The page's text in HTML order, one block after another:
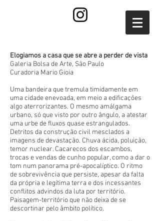
Elogiamos a casa que se abre a perder de vista
Galeria Bolsa de Arte, São Paulo
Curadoria Mario Gioia
Uma bandeira que tremula timidamente em
uma cidade enevoada, em meio a edificações
algo aterrorizantes. O mesmo amálgama
urbano, só que visto por outro ângulo, a atestar
uma urbe de fluxos quase estrangulados.
Detritos da construção civil mesclados a
imagens de devastação. Chuva ácida, poluição,
temor nuclear. Cacarecos dos escambos,
trocas e vendas de cunho popular, como a dar o
tom num panorama pré-apocalíptico. O ritmo
de sobrevivência que persiste, apesar da falta
da própria e legítima terra e dos incessantes
conflitos advindos da luta por território.
Paisagem-território que não deixa de se
descortinar pelo âmbito político.